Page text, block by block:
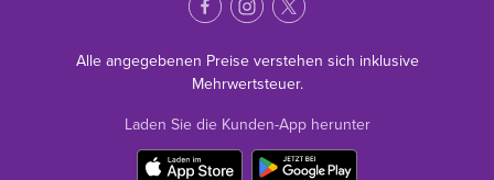
Alle angegebenen Preise verstehen sich inklusive
Mehrwertsteuer.
Laden Sie die Kunden-App herunter